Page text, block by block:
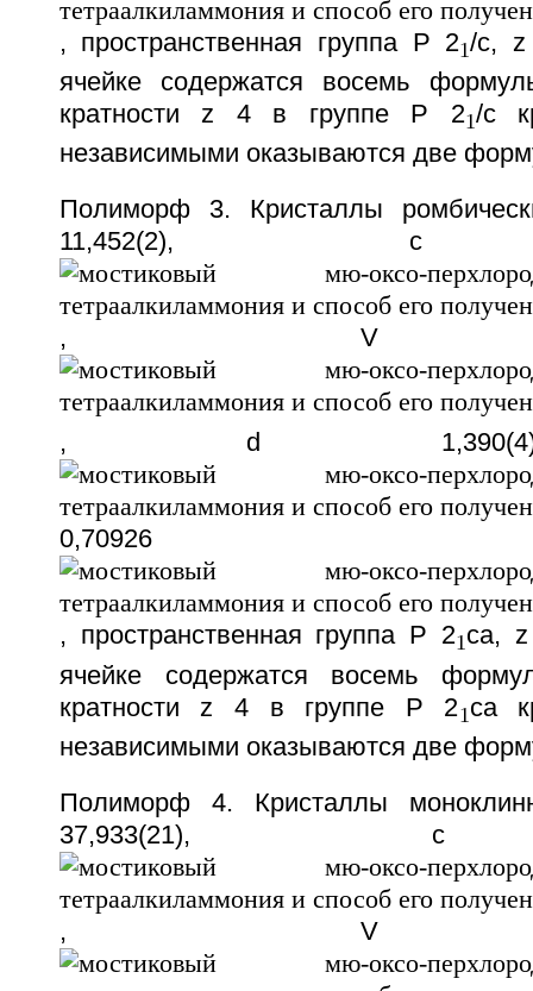
, пространственная группа P 21/c, z
ячейке содержатся восемь
кратности z 4 в группе P 21/c
независимыми оказываются две
Полиморф 3. Кристаллы
11,452(2), c
, V
, d
0,70926
, пространственная группа P 21ca,
ячейке содержатся восемь
кратности z 4 в группе P 21ca
независимыми оказываются две
Полиморф 4. Кристаллы
37,933(21), c
, V